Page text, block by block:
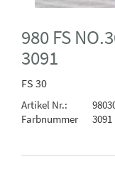
980 FS
3091
FS 30
Artikel Nr.:
Farbnummer
3091